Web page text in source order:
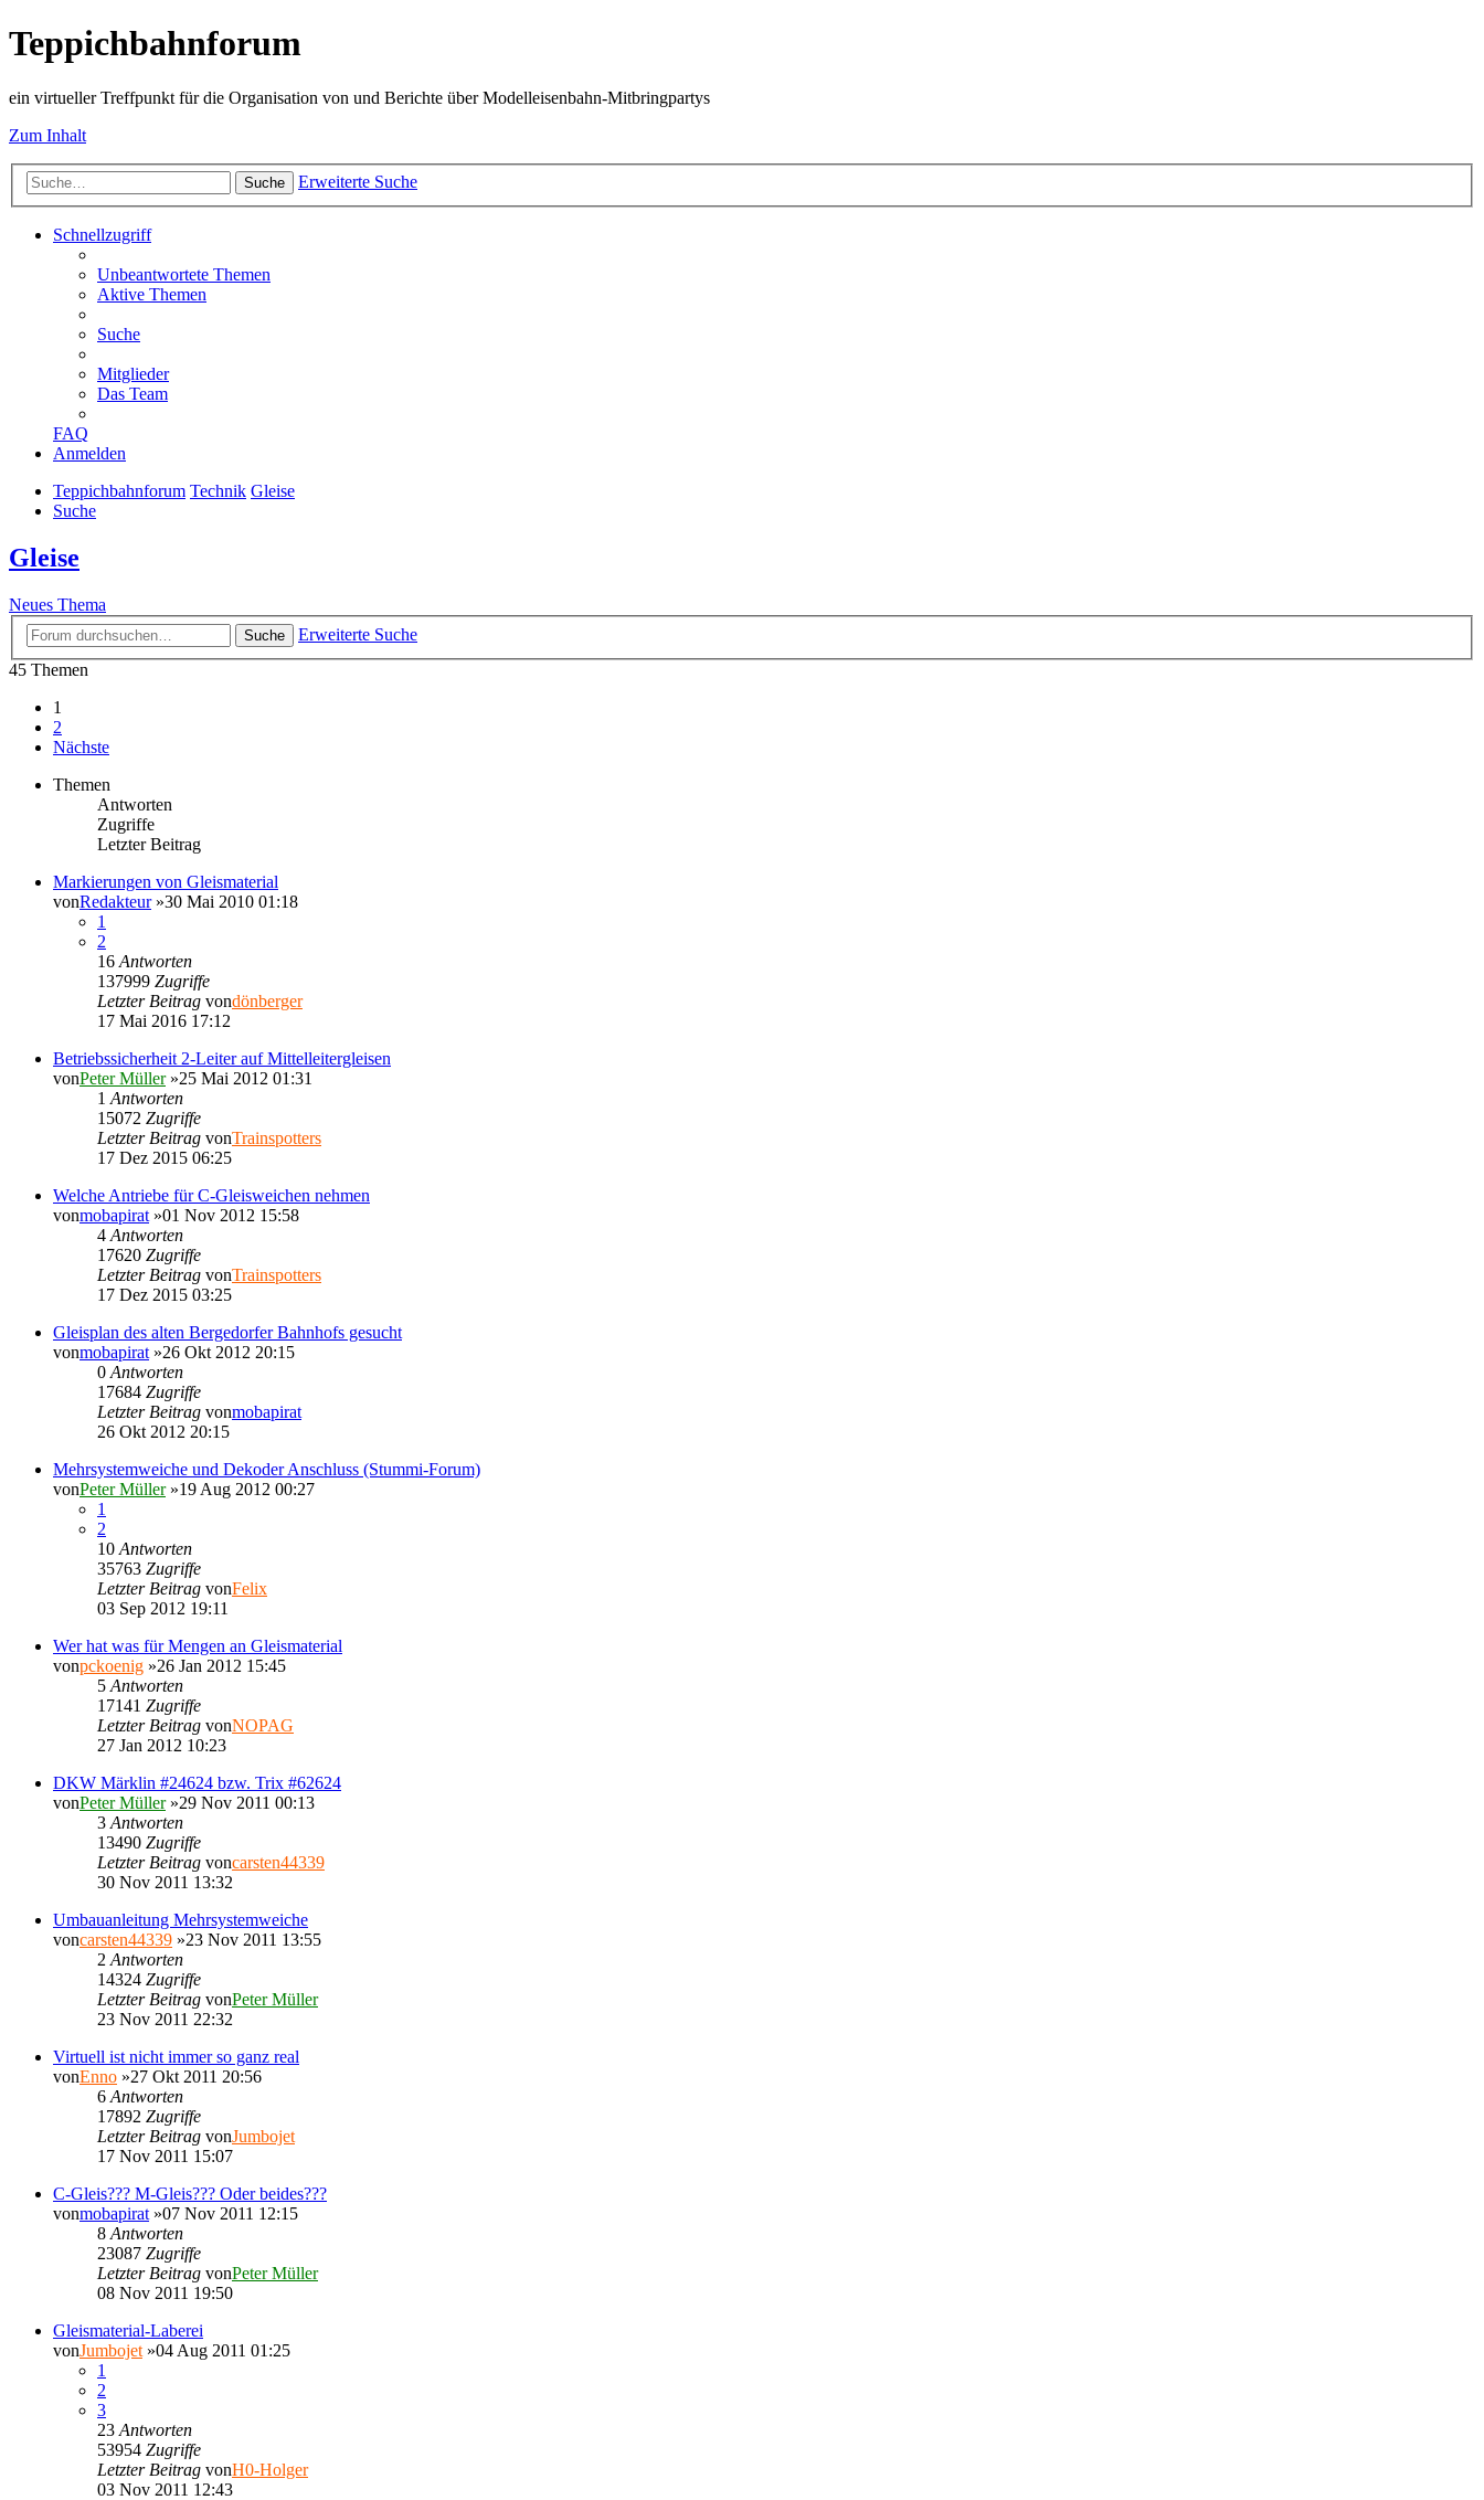
Teppichbahnforum
ein virtueller Treffpunkt für die Organisation von und Berichte über Modelleisenbahn-Mitbringpartys
Zum Inhalt
Suche Erweiterte Suche
Schnellzugriff
Unbeantwortete Themen
Aktive Themen
Suche
Mitglieder
Das Team
FAQ
Anmelden
Teppichbahnforum Technik Gleise
Suche
Gleise
Neues Thema
Suche
Erweiterte Suche
45 Themen
1
2
Nächste
Themen
Antworten
Zugriffe
Letzter Beitrag
Markierungen von Gleismaterial
vonRedakteur»30 Mai 2010 01:18
1
2
16 Antworten
137999 Zugriffe
Letzter Beitrag vondönberger
17 Mai 2016 17:12
Betriebssicherheit 2-Leiter auf Mittelleitergleisen
vonPeter Müller»25 Mai 2012 01:31
1 Antworten
15072 Zugriffe
Letzter Beitrag vonTrainspotters
17 Dez 2015 06:25
Welche Antriebe für C-Gleisweichen nehmen
vonmobapirat »01 Nov 2012 15:58
4 Antworten
17620 Zugriffe
Letzter Beitrag vonTrainspotters
17 Dez 2015 03:25
Gleisplan des alten Bergedorfer Bahnhofs gesucht
vonmobapirat »26 Okt 2012 20:15
0 Antworten
17684 Zugriffe
Letzter Beitrag vonmobapirat
26 Okt 2012 20:15
Mehrsystemweiche und Dekoder Anschluss (Stummi-Forum)
vonPeter Müller»19 Aug 2012 00:27
1
2
10 Antworten
35763 Zugriffe
Letzter Beitrag vonFelix
03 Sep 2012 19:11
Wer hat was für Mengen an Gleismaterial
vonpckoenig »26 Jan 2012 15:45
5 Antworten
17141 Zugriffe
Letzter Beitrag vonNOPAG
27 Jan 2012 10:23
DKW Märklin #24624 bzw. Trix #62624
vonPeter Müller»29 Nov 2011 00:13
3 Antworten
13490 Zugriffe
Letzter Beitrag voncarsten44339
30 Nov 2011 13:32
Umbauanleitung Mehrsystemweiche
voncarsten44339 »23 Nov 2011 13:55
2 Antworten
14324 Zugriffe
Letzter Beitrag vonPeter Müller
23 Nov 2011 22:32
Virtuell ist nicht immer so ganz real
vonEnno »27 Okt 2011 20:56
6 Antworten
17892 Zugriffe
Letzter Beitrag vonJumbojet
17 Nov 2011 15:07
C-Gleis??? M-Gleis??? Oder beides???
vonmobapirat »07 Nov 2011 12:15
8 Antworten
23087 Zugriffe
Letzter Beitrag vonPeter Müller
08 Nov 2011 19:50
Gleismaterial-Laberei
vonJumbojet »04 Aug 2011 01:25
1
2
3
23 Antworten
53954 Zugriffe
Letzter Beitrag vonH0-Holger
03 Nov 2011 12:43